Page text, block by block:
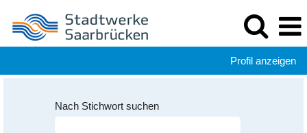
Profil anzeigen
Nach Stichwort suchen